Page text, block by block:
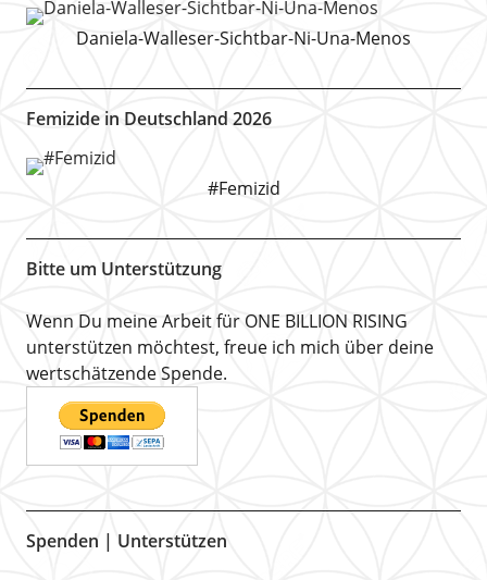
Daniela-Walleser-Sichtbar-Ni-Una-Menos
Femizide in Deutschland 2026
#Femizid
Bitte um Unterstützung
Wenn Du meine Arbeit für ONE BILLION RISING
unterstützen möchtest, freue ich mich über deine
wertschätzende Spende.
Spenden | Unterstützen